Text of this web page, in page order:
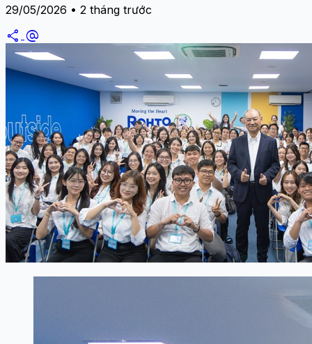
29/05/2026 • 2 tháng trước
share alternate_email